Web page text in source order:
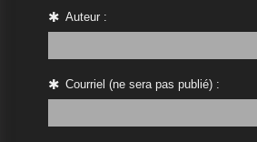
Auteur :
Courriel (ne sera pas publié) :